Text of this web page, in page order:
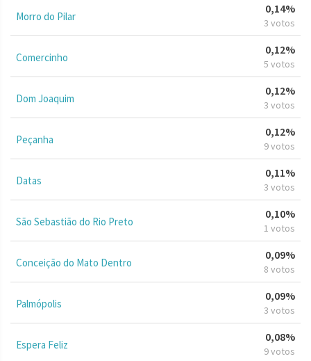
Morro do Pilar
0,14%
3 votos
Comercinho
0,12%
5 votos
Dom Joaquim
0,12%
3 votos
Peçanha
0,12%
9 votos
Datas
0,11%
3 votos
São Sebastião do Rio Preto
0,10%
1 votos
Conceição do Mato Dentro
0,09%
8 votos
Palmópolis
0,09%
3 votos
Espera Feliz
0,08%
9 votos